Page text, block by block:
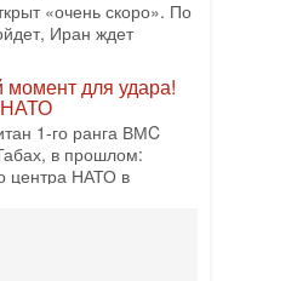
«очень скоро». По
Иран ждет
для удара!
НАТО
1-го ранга ВМC
в прошлом:
центра НАТО в